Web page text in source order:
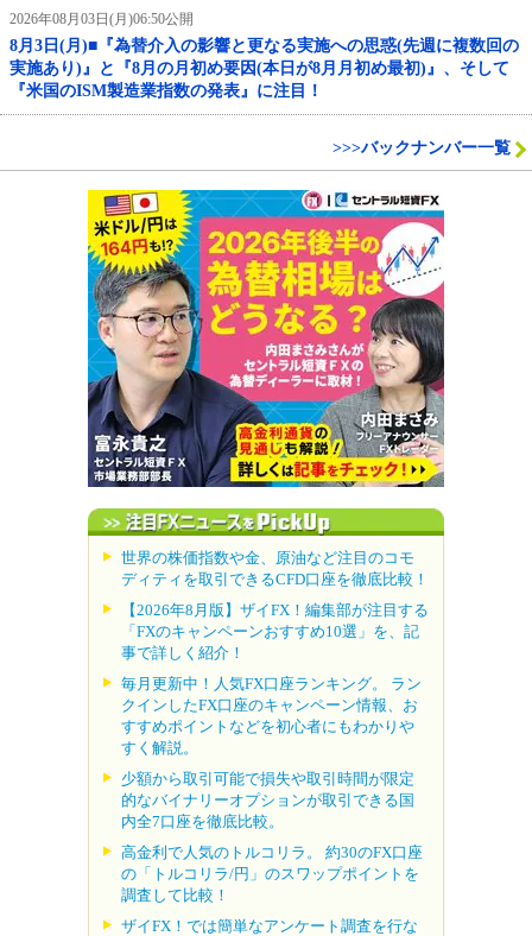
2026年08月03日(月)06:50公開
8月3日(月)■『為替介入の影響と更なる実施への思惑(先週に複数回の
実施あり)』と『8月の月初め要因(本日が8月月初め最初)』、そして
『米国のISM製造業指数の発表』に注目！
>>>バックナンバー一覧
世界の株価指数や金、原油など注目のコモ
ディティを取引できるCFD口座を徹底比較！
【2026年8月版】ザイFX！編集部が注目する
「FXのキャンペーンおすすめ10選」を、記
事で詳しく紹介！
毎月更新中！人気FX口座ランキング。 ラン
クインしたFX口座のキャンペーン情報、お
すすめポイントなどを初心者にもわかりや
すく解説。
少額から取引可能で損失や取引時間が限定
的なバイナリーオプションが取引できる国
内全7口座を徹底比較。
高金利で人気のトルコリラ。 約30のFX口座
の「トルコリラ/円」のスワップポイントを
調査して比較！
ザイFX！では簡単なアンケート調査を行な